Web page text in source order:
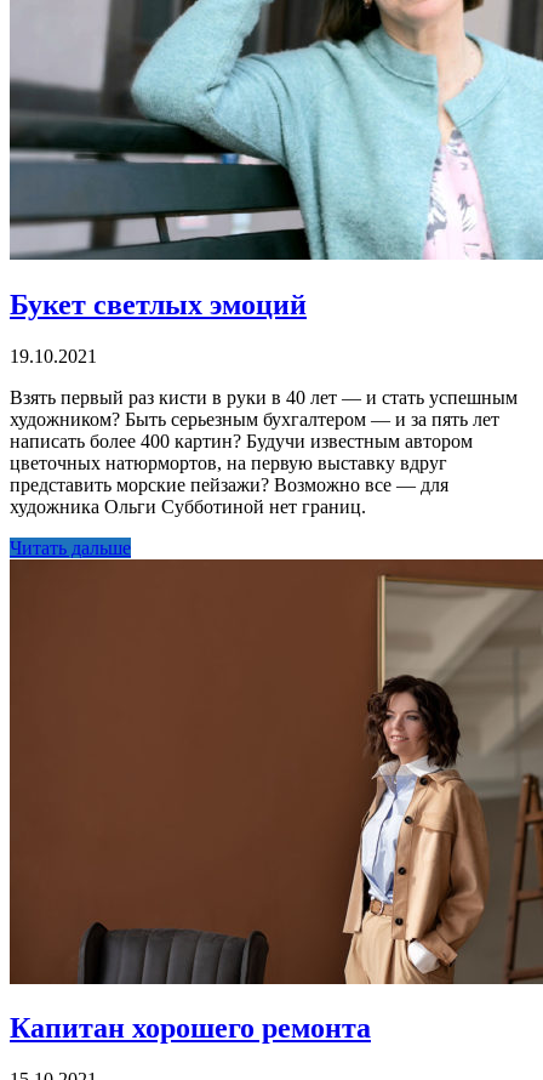
Букет светлых эмоций
19.10.2021
Взять первый раз кисти в руки в 40 лет — и стать успешным
художником? Быть серьезным бухгалтером — и за пять лет
написать более 400 картин? Будучи известным автором
цветочных натюрмортов, на первую выставку вдруг
представить морские пейзажи? Возможно все — для
художника Ольги Субботиной нет границ.
Читать дальше
Капитан хорошего ремонта